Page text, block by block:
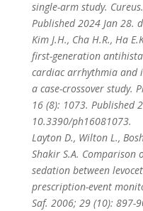
single-arm study.
Published 2024 Jan 28.
Kim J.H., Cha H.R., Ha
first-generation
cardiac arrhythmia and
a case-crossover study.
16 (8): 1073. Published
10.3390/ph16081073.
Layton D., Wilton L.,
Shakir S.A. Comparison
sedation between
prescription-event
Saf. 2006; 29 (10): 897-